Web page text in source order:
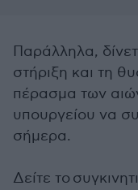
Παράλληλα,
στήριξη και τη
πέρασμα των
υπουργείου να
σήμερα.
Δείτε το